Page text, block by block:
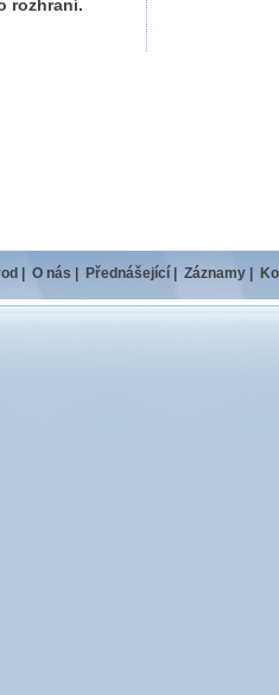
rozhraní.
O nás Přednášející Záznamy